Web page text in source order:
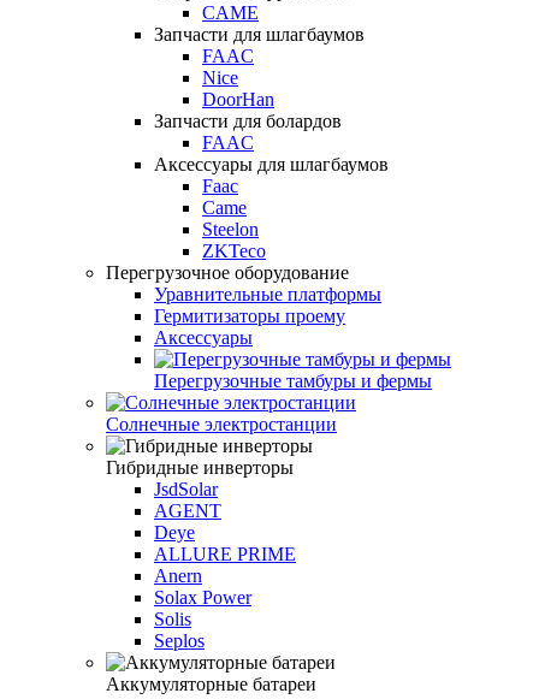
CAME
Запчасти для шлагбаумов
FAAC
Nice
DoorHan
Запчасти для болардов
FAAC
Аксессуары для шлагбаумов
Faac
Came
Steelon
ZKTeco
Перегрузочное оборудование
Уравнительные платформы
Гермитизаторы проему
Аксессуары
Перегрузочные тамбуры и фермы
Солнечные электростанции
Гибридные инверторы
JsdSolar
AGENT
Deye
ALLURE PRIME
Anern
Solax Power
Solis
Seplos
Аккумуляторные батареи